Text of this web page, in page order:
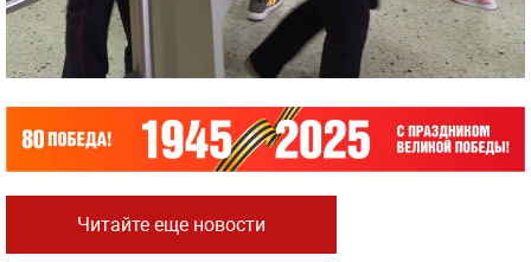
Читайте еще новости